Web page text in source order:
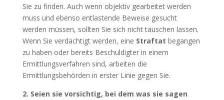
Sie zu finden. Auch wenn objektiv gearbeitet werden
muss und ebenso entlastende Beweise gesucht
werden müssen, sollten Sie sich nicht täuschen lassen.
Wenn Sie verdächtigt werden, eine Straftat begangen
zu haben oder bereits Beschuldigter in einem
Ermittlungsverfahren sind, arbeiten die
Ermittlungsbehörden in erster Linie gegen Sie.
2. Seien sie vorsichtig, bei dem was sie sagen